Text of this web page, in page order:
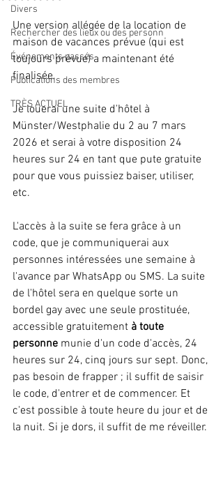
Divers
Rechercher des lieux ou des personn
Événements passés
Publications des membres
TRÈS ACTUEL
Une version allégée de la location de
maison de vacances prévue (qui est
toujours prévue) a maintenant été
finalisée.
Je louerai une suite d'hôtel à
Münster/Westphalie du 2 au 7 mars
2026 et serai à votre disposition 24
heures sur 24 en tant que pute gratuite
pour que vous puissiez baiser, utiliser,
etc.
L'accès à la suite se fera grâce à un
code, que je communiquerai aux
personnes intéressées une semaine à
l'avance par WhatsApp ou SMS. La suite
de l'hôtel sera en quelque sorte un
bordel gay avec une seule prostituée,
accessible gratuitement à toute
personne munie d'un code d'accès, 24
heures sur 24, cinq jours sur sept. Donc,
pas besoin de frapper ; il suffit de saisir
le code, d'entrer et de commencer. Et
c'est possible à toute heure du jour et de
la nuit. Si je dors, il suffit de me réveiller.